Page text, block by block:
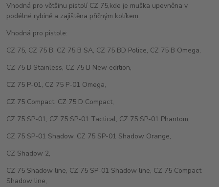
Vhodná pro většinu pistolí CZ 75,kde je muška upevněna v
podélné rybině a zajištěna příčným kolíkem.
Vhodná pro pistole:
CZ 75, CZ 75 B, CZ 75 B SA, CZ 75 BD Police, CZ 75 B Omega,
CZ 75 B Stainless, CZ 75 B New edition,
CZ 75 P-01, CZ 75 P-01 Omega,
CZ 75 Compact, CZ 75 D Compact,
CZ 75 SP-01, CZ 75 SP-01 Tactical, CZ 75 SP-01 Phantom,
CZ 75 SP-01 Shadow, CZ 75 SP-01 Shadow Orange,
CZ Shadow 2,
CZ 75 Shadow line, CZ 75 SP-01 Shadow line, CZ 75 Compact
Shadow line,